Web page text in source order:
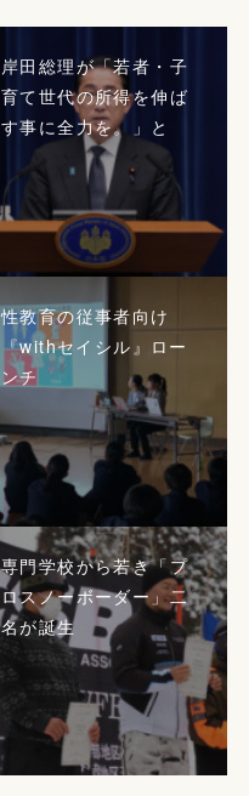
岸田総理が「若者・子
育て世代の所得を伸ば
す事に全力を。」と
性教育の従事者向け
『withセイシル』ロー
ンチ
専門学校から若き「プ
ロスノーボーダー」二
名が誕生